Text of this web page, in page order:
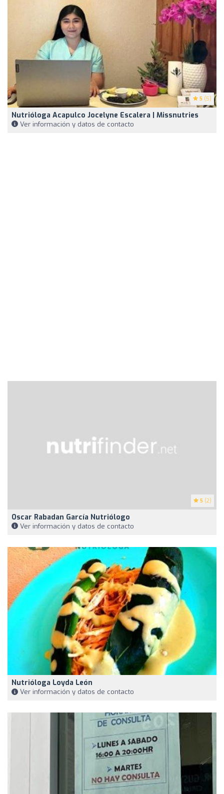
5 (5)
Nutrióloga Acapulco Jocelyne Escalera | Missnutries
Ver información y datos de contacto
5 (2)
Oscar Rabadan García Nutriólogo
Ver información y datos de contacto
Nutrióloga Loyda León
Ver información y datos de contacto